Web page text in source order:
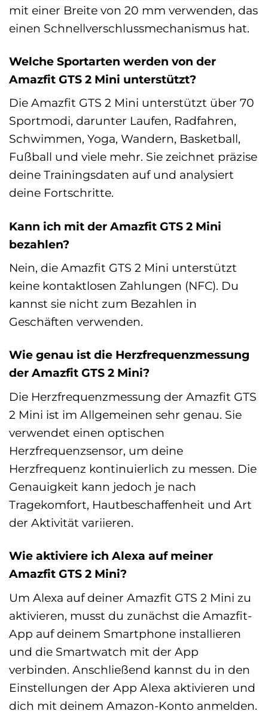
mit einer Breite von 20 mm verwenden, das
einen Schnellverschlussmechanismus hat.
Welche Sportarten werden von der
Amazfit GTS 2 Mini unterstützt?
Die Amazfit GTS 2 Mini unterstützt über 70
Sportmodi, darunter Laufen, Radfahren,
Schwimmen, Yoga, Wandern, Basketball,
Fußball und viele mehr. Sie zeichnet präzise
deine Trainingsdaten auf und analysiert
deine Fortschritte.
Kann ich mit der Amazfit GTS 2 Mini
bezahlen?
Nein, die Amazfit GTS 2 Mini unterstützt
keine kontaktlosen Zahlungen (NFC). Du
kannst sie nicht zum Bezahlen in
Geschäften verwenden.
Wie genau ist die Herzfrequenzmessung
der Amazfit GTS 2 Mini?
Die Herzfrequenzmessung der Amazfit GTS
2 Mini ist im Allgemeinen sehr genau. Sie
verwendet einen optischen
Herzfrequenzsensor, um deine
Herzfrequenz kontinuierlich zu messen. Die
Genauigkeit kann jedoch je nach
Tragekomfort, Hautbeschaffenheit und Art
der Aktivität variieren.
Wie aktiviere ich Alexa auf meiner
Amazfit GTS 2 Mini?
Um Alexa auf deiner Amazfit GTS 2 Mini zu
aktivieren, musst du zunächst die Amazfit-
App auf deinem Smartphone installieren
und die Smartwatch mit der App
verbinden. Anschließend kannst du in den
Einstellungen der App Alexa aktivieren und
dich mit deinem Amazon-Konto anmelden.